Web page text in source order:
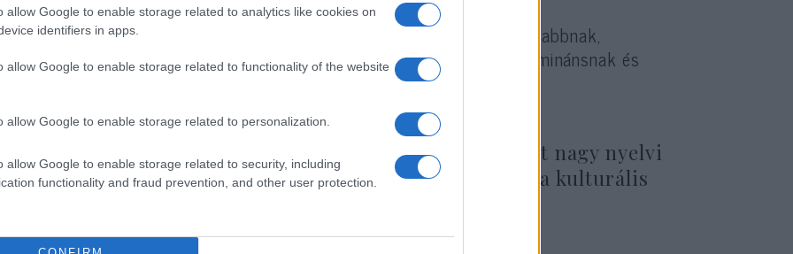
allow Google to enable storage related to analytics like cookies on
identifiers in apps.
allow Google to enable storage related to functionality of the website
allow Google to enable storage related to personalization.
allow Google to enable storage related to security, including
functionality and fraud prevention, and other user protection.
karaktereket emellett privilegizáltabbnak, érzelmileg kontrolláltabbnak,
hosszú távú célokra orientáltabbnak, elnyomónak, dominánsnak és
kényszeresnek tartották a nem zsidó karakterekhez képest.
„Az emberi eredetű tartalmak hatalmas korpuszain edzett nagy nyelvi
(LLM-ek) felismerhették és kódolhatták ezeket a kulturális